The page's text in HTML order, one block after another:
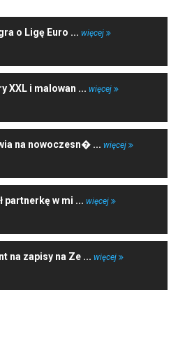
o Ligę Euro ... więcej
XXL i malowan ... więcej
na nowoczesn� ... więcej
partnerkę w mi ... więcej
na zapisy na Ze ... więcej